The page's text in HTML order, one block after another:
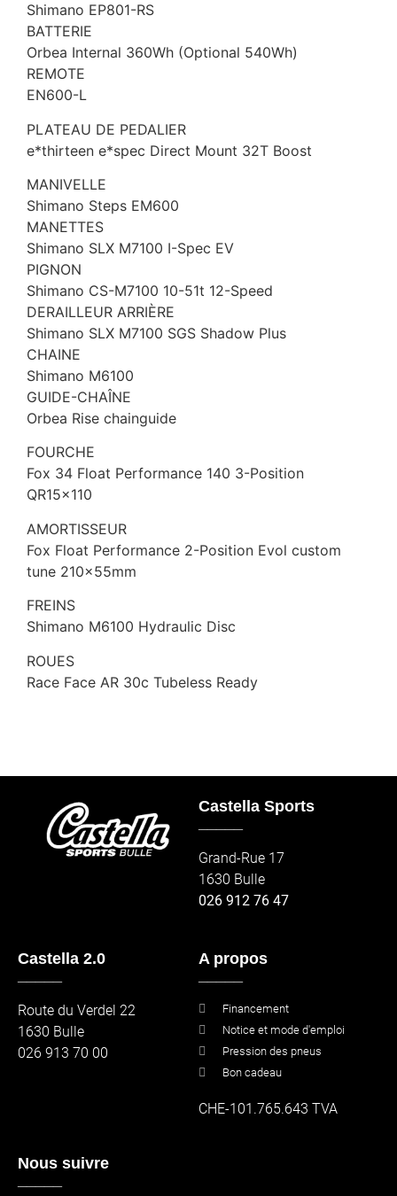
Shimano EP801-RS
BATTERIE
Orbea Internal 360Wh (Optional 540Wh)
REMOTE
EN600-L
PLATEAU DE PEDALIER
e*thirteen e*spec Direct Mount 32T Boost
MANIVELLE
Shimano Steps EM600
MANETTES
Shimano SLX M7100 I-Spec EV
PIGNON
Shimano CS-M7100 10-51t 12-Speed
DERAILLEUR ARRIÈRE
Shimano SLX M7100 SGS Shadow Plus
CHAINE
Shimano M6100
GUIDE-CHAÎNE
Orbea Rise chainguide
FOURCHE
Fox 34 Float Performance 140 3-Position
QR15x110
AMORTISSEUR
Fox Float Performance 2-Position Evol custom
tune 210x55mm
FREINS
Shimano M6100 Hydraulic Disc
ROUES
Race Face AR 30c Tubeless Ready
Castella Sports
Grand-Rue 17
1630 Bulle
026 912 76 47
Castella 2.0
Route du Verdel 22
1630 Bulle
026 913 70 00
A propos
Financement
Notice et mode d'emploi
Pression des pneus
Bon cadeau
CHE-101.765.643 TVA
Nous suivre